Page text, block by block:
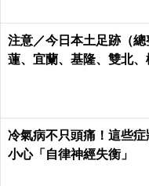
注意／今日本土足跡（
蓮、宜蘭、基隆、雙北
冷氣病不只頭痛！這些
小心「自律神經失衡」